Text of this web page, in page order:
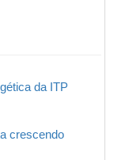
da ITP
crescendo